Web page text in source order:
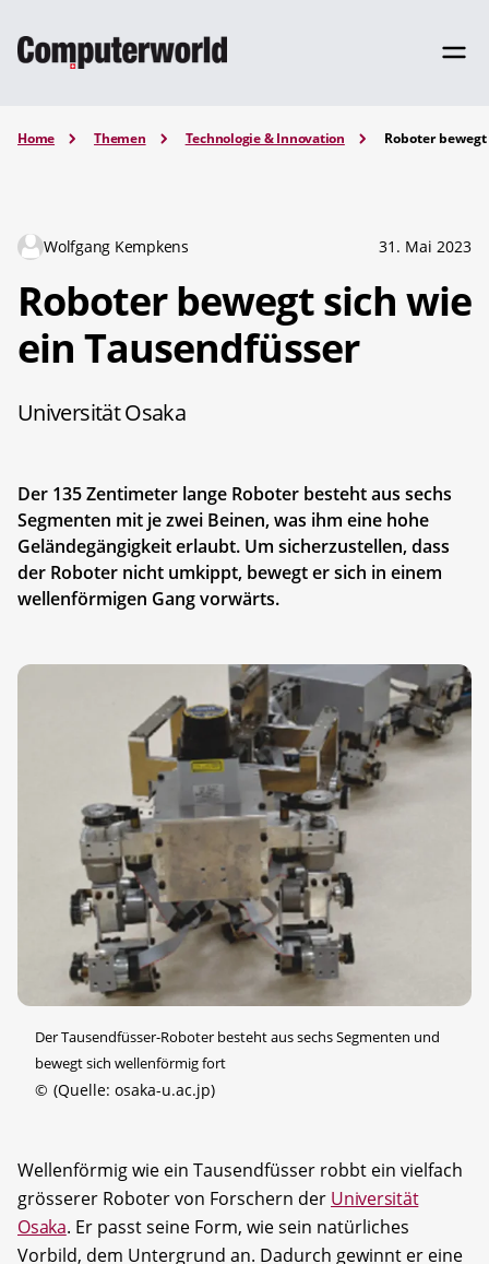
Home Themen Technologie & Innovation Roboter
Wolfgang Kempkens 31. Mai 2023
Roboter bewegt sich wie
ein Tausendfüsser
Universität Osaka
Der 135 Zentimeter lange Roboter besteht aus sechs
Segmenten mit je zwei Beinen, was ihm eine hohe
Geländegängigkeit erlaubt. Um sicherzustellen, dass
der Roboter nicht umkippt, bewegt er sich in einem
wellenförmigen Gang vorwärts.
Der Tausendfüsser-Roboter besteht aus sechs Segmenten und
bewegt sich wellenförmig fort
© (Quelle: osaka-u.ac.jp)
Wellenförmig wie ein Tausendfüsser robbt ein vielfach
grösserer Roboter von Forschern der Universität
Osaka. Er passt seine Form, wie sein natürliches
Vorbild, dem Untergrund an. Dadurch gewinnt er eine